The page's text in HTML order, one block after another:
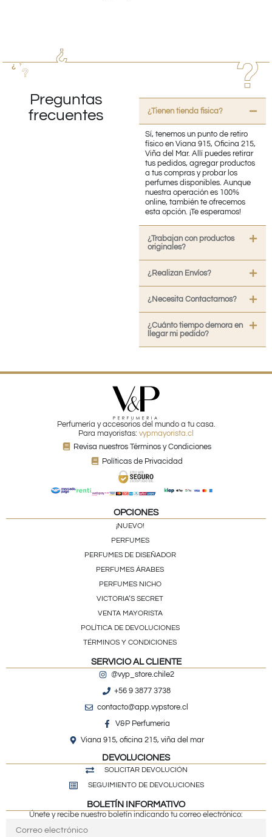
Preguntas
frecuentes
¿Tienen tienda fisica?
Sí, tenemos un punto de retiro
físico en Viana 915, Oficina 215,
Viña del Mar. Allí puedes retirar
tus pedidos, agregar productos
a tus compras y probar los
perfumes disponibles. Aunque
nuestra operación es 100%
online, también te ofrecemos
esta opción. ¡Te esperamos!
¿Trabajan con productos
originales?
¿Realizan Envíos?
¿Necesita Contactarnos?
¿Cuánto tiempo demora en
llegar mi pedido?
Perfumería y accesorios del mundo a tu casa.
Para mayoristas: vypmayorista.cl
Revisa nuestros Términos y Condiciones
Políticas de Privacidad
OPCIONES
¡NUEVO!
PERFUMES
PERFUMES DE DISEÑADOR
PERFUMES ÁRABES
PERFUMES NICHO
VICTORIA’S SECRET
VENTA MAYORISTA
POLÍTICA DE DEVOLUCIONES
TÉRMINOS Y CONDICIONES
SERVICIO AL CLIENTE
@vyp_store.chile2
+56 9 3877 3738
contacto@app.vypstore.cl
V&P Perfumeria
Viana 915, oficina 215, viña del mar
DEVOLUCIONES
SOLICITAR DEVOLUCIÓN
SEGUIMIENTO DE DEVOLUCIONES
BOLETÍN INFORMATIVO
Únete y recibe nuestro boletín indicando tu correo electrónico: